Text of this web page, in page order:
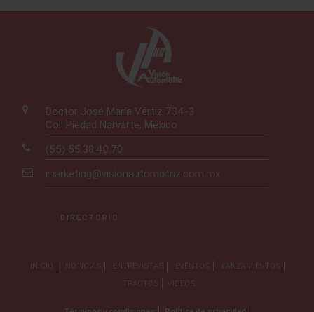
Doctor José María Vértiz 734-3
Col. Piedad Narvarte, México
(55) 55.38.40.70
marketing@visionautomotriz.com.mx
DIRECTORIO
INICIO NOTICIAS ENTREVISTAS EVENTOS
LANZAMIENTOS
TRACTOS
VIDEOS